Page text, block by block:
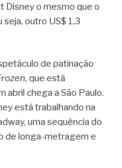
Disney o mesmo que o
outro US$ 1,3
de patinação
, que está
abril chega a São Paulo.
está trabalhando na
uma sequência do
de longa-metragem e